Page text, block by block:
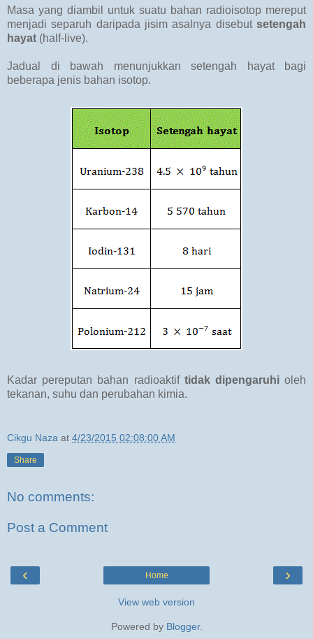
Masa yang diambil untuk suatu bahan radioisotop mereput
menjadi separuh daripada jisim asalnya disebut setengah
hayat (half-live).
Jadual di bawah menunjukkan setengah hayat bagi
beberapa jenis bahan isotop.
Kadar pereputan bahan radioaktif tidak dipengaruhioleh
tekanan, suhu dan perubahan kimia.
Cikgu Naza at 4/23/2015 02:08:00 AM
Share
No comments:
Post a Comment
‹ ›
Home
View web version
Powered by Blogger.